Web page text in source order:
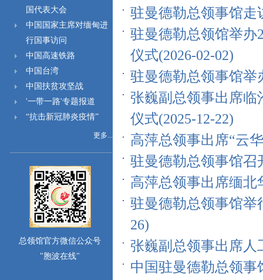
国代表大会
中国国家主席对缅甸进
行国事访问
中国高速铁路
中国台湾
中国扶贫攻坚战
'一带一路'专题报道
“抗击新冠肺炎疫情”
更多...
总领馆官方微信公众号
"胞波在线"
驻曼德勒总领事馆走
驻曼德勒总领馆举办
仪式(2026-02-02)
驻曼德勒总领事馆举
张巍副总领事出席临
仪式(2025-12-22)
高萍总领事出席“云
驻曼德勒总领事馆召
高萍总领事出席缅北
驻曼德勒总领事馆举
26)
张巍副总领事出席人
中国驻曼德勒总领事